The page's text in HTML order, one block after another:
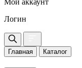
Мой аккаунт
Логин
Главная Каталог